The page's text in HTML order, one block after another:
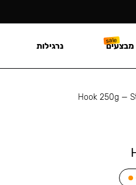
Hook 250g —
מבצעים נרגילות